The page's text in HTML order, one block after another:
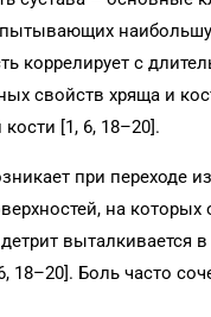
коррелирует с
свойств хряща и
[1, 6, 18–20].
при переходе
на
выталкивается
Боль часто